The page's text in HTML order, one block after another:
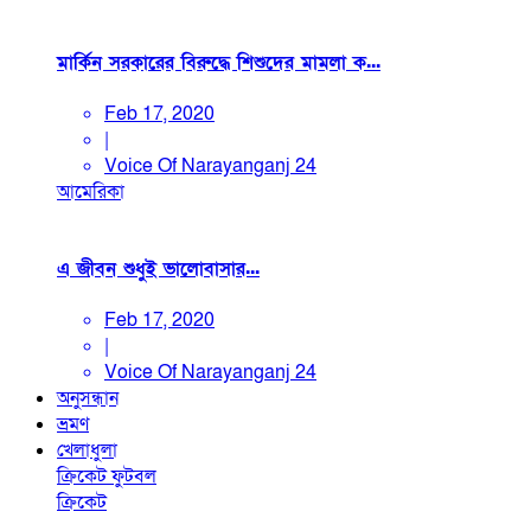
মার্কিন সরকারের বিরুদ্ধে শিশুদের মামলা ক...
Feb 17, 2020
|
Voice Of Narayanganj 24
আমেরিকা
এ জীবন শুধুই ভালোবাসার...
Feb 17, 2020
|
Voice Of Narayanganj 24
অনুসন্ধান
ভ্রমণ
খেলাধুলা
ক্রিকেটফুটবল
ক্রিকেট